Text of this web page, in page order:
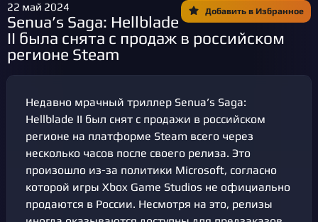
Добавить в Избранное
22 май 2024
Senua’s Saga: Hellblade
II была снята с продаж в российском
регионе Steam
Недавно мрачный триллер Senua’s Saga:
Hellblade II был снят с продажи в российском
регионе на платформе Steam всего через
несколько часов после своего релиза. Это
произошло из-за политики Microsoft, согласно
которой игры Xbox Game Studios не официально
продаются в России. Несмотря на это, релизы